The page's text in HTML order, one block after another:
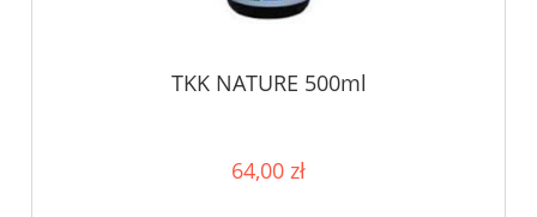
TKK NATURE 500ml
64,00 zł